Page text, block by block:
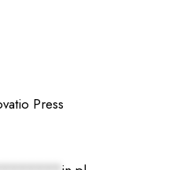
Press